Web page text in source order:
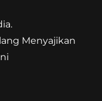
Menyajikan